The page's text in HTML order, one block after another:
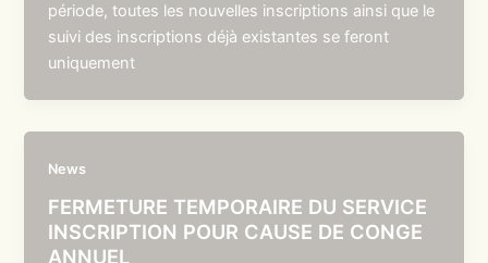
période, toutes les nouvelles inscriptions ainsi que le
suivi des inscriptions déjà existantes se feront
uniquement
News
FERMETURE TEMPORAIRE DU SERVICE
INSCRIPTION POUR CAUSE DE CONGE
ANNUEL